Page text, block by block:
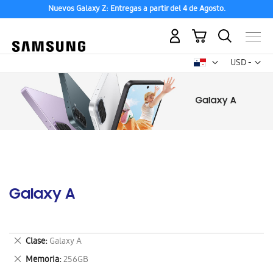
Nuevos Galaxy Z: Entregas a partir del 4 de Agosto.
USD -
dólar
Mi carrito
Galaxy A
Clase Galaxy A
Eliminar
este
artículo
Memoria 256GB
Eliminar